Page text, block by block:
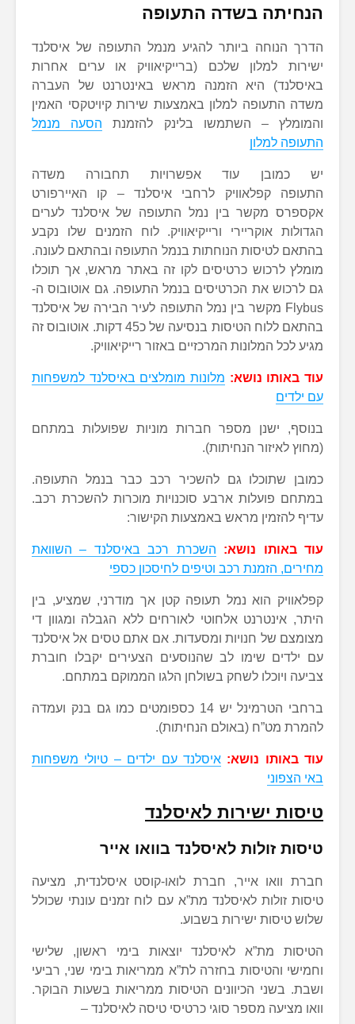
הנחיתה בשדה התעופה
הדרך הנוחה ביותר להגיע מנמל התעופה של איסלנד
ישירות למלון שלכם (ברייקיאוויק או ערים אחרות
באיסלנד) היא הזמנה מראש באינטרנט של העברה
משדה התעופה למלון באמצעות שירות קיויטקסי האמין
והמומלץ – השתמשו בלינק להזמנת הסעה מנמל
התעופה למלון
יש כמובן עוד אפשרויות תחבורה משדה
התעופה קפלאוויק לרחבי איסלנד – קו האיירפורט
אקספרס מקשר בין נמל התעופה של איסלנד לערים
הגדולות אוקריירי ורייקיאוויק. לוח הזמנים שלו נקבע
בהתאם לטיסות הנוחתות בנמל התעופה ובהתאם לעונה.
מומלץ לרכוש כרטיסים לקו זה באתר מראש, אך תוכלו
גם לרכוש את הכרטיסים בנמל התעופה. גם אוטובוס ה-
Flybus מקשר בין נמל התעופה לעיר הבירה של איסלנד
בהתאם ללוח הטיסות בנסיעה של כ45 דקות. אוטובוס זה
מגיע לכל המלונות המרכזיים באזור רייקיאוויק.
עוד באותו נושא: מלונות מומלצים באיסלנד למשפחות
עם ילדים
בנוסף, ישנן מספר חברות מוניות שפועלות במתחם
(מחוץ לאיזור הנחיתות).
כמובן שתוכלו גם להשכיר רכב כבר בנמל התעופה.
במתחם פועלות ארבע סוכנויות מוכרות להשכרת רכב.
עדיף להזמין מראש באמצעות הקישור:
עוד באותו נושא:
השכרת רכב באיסלנד – השוואת
מחירים, הזמנת רכב וטיפים לחיסכון כספי
קפלאוויק הוא נמל תעופה קטן אך מודרני, שמציע, בין
היתר, אינטרנט אלחוטי לאורחים ללא הגבלה ומגוון די
מצומצם של חנויות ומסעדות. אם אתם טסים אל איסלנד
עם ילדים שימו לב שהנוסעים הצעירים יקבלו חוברת
צביעה ויוכלו לשחק בשולחן הלגו הממוקם במתחם.
ברחבי הטרמינל יש 14 כספומטים כמו גם בנק ועמדה
להמרת מט”ח (באולם הנחיתות).
עוד באותו נושא:איסלנד עם ילדים – טיולי משפחות
באי הצפוני
טיסות ישירות לאיסלנד
טיסות זולות לאיסלנד בוואו אייר
חברת וואו אייר, חברת לואו-קוסט איסלנדית, מציעה
טיסות זולות לאיסלנד מת”א עם לוח זמנים עונתי שכולל
שלוש טיסות ישירות בשבוע.
הטיסות מת”א לאיסלנד יוצאות בימי ראשון, שלישי
וחמישי והטיסות בחזרה לת”א ממריאות בימי שני, רביעי
ושבת. בשני הכיוונים הטיסות ממריאות בשעות הבוקר.
וואו מציעה מספר סוגי כרטיסי טיסה לאיסלנד –